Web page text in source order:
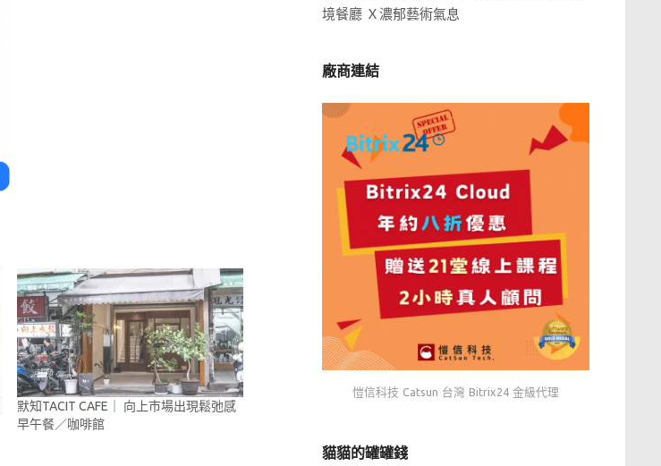
默知TACIT CAFE｜ 向上市場出現鬆弛感
早午餐／咖啡館
境餐廳 Ｘ濃郁藝術氣息
廠商連結
愷信科技 Catsun 台灣 Bitrix24 金級代理
貓貓的罐罐錢